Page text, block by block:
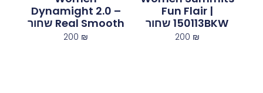
Fun Flair |
150113BKW‏ ‏שחור
200 ₪
Dynamight 2.0 –
Real Smooth שחור
200 ₪